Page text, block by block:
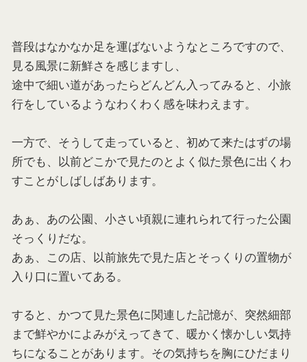
普段はなかなか足を運ばないようなところですので、
見る風景に新鮮さを感じますし、
途中で細い道があったらどんどん入ってみると、小旅
行をしているようなわくわく感を味わえます。
一方で、そうして走っていると、初めて来たはずの場
所でも、以前どこかで見たのとよく似た景色に出くわ
すことがしばしばあります。
あぁ、あの公園、小さい頃親に連れられて行った公園
そっくりだな。
あぁ、この店、以前旅先で見た店とそっくりの置物が
入り口に置いてある。
すると、かつて見た景色に関連した記憶が、突然細部
まで鮮やかによみがえってきて、暖かく懐かしい気持
ちになることがあります。その気持ちを胸にひだまり